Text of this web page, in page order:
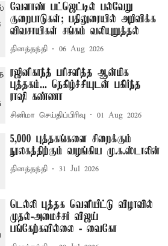
வேளாண் பட்ஜெட்டில் பல்வேறு
குறைபாடுகள்; பதிலுரையில் அறிவிக்க
விவசாயிகள் சங்கம் வலியுறுத்தல்
தினத்தந்தி 06 Aug 2026
ரஜினிகாந்த் பரிசளித்த ஆன்மிக
புத்தகம்... நெகிழ்ச்சியுடன் பகிர்ந்த
ராஷி கண்ணா
சினிமா செய்திப்பிரிவு 01 Aug 2026
5,000 புத்தகங்களை சிறைக்கும்
நூலகத்திற்கும் வழங்கிய மு.க.ஸ்டாலின்
தினத்தந்தி 31 Jul 2026
டெல்லி புத்தக வெளியீட்டு விழாவில்
முதல்-அமைச்சர் விஜய்
பங்கேற்கவில்லை - வைகோ